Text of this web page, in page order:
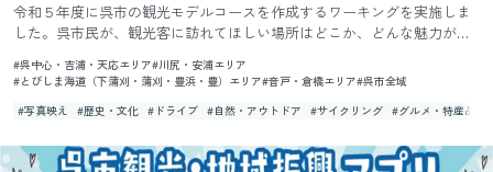
令和５年度に呉市の観光モデルコースを作成するワーキングを実施しま
した。呉市民が、観光客に訪れてほしい場所はどこか、どんな魅力があ
モ...
#呉中心・吉浦・天応エリア#川尻・安浦エリア
#とびしま海道（下蒲刈・蒲刈・豊浜・豊）エリア#音戸・倉橋エリア#呉市全域
#写真映え #歴史・文化 #ドライブ #自然・アウトドア #サイクリング #グルメ・特産品